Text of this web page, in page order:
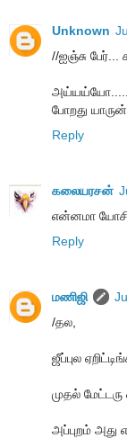
Unknown
//ஐஞ்சு பேர்...
போறது
Reply
கலையரசன்
என்னமா
Reply
மணிஜி
/தல,
ஜீப்புல
முதல் மேட்டரு
அப்புறம் அது